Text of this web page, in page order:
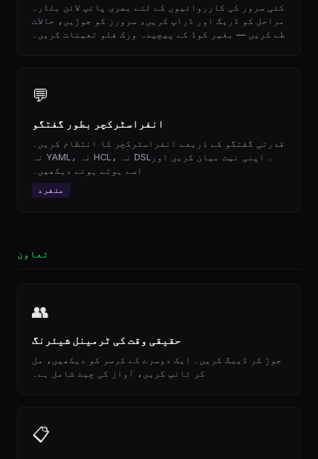
کئی سرور کی کارروائیوں کے لئے بصری پائپ لائن بلڈر۔
مراحل کو ڈریگ اور ڈراپ کریں، سرورز کو جوڑیں، حالات
طے کریں — بغیر کوڈ کے پیچیدہ ورک فلو تعینات کریں۔
💬
انفراسٹرکچر بطور گفتگو
قدرتی گفتگو کے ذریعے انفراسٹرکچر کا انتظام کریں۔
نہ YAML، نہ HCL، نہ DSL۔ اپنی نیت بیان کریں اور
اسے ہوتے ہوئے دیکھیں۔
منفرد
تعاون
👥
حقیقی وقت کی ٹرمینل شیئرنگ
جوڑ کر ڈیبگ کریں۔ ایک دوسرے کے کرسر کو دیکھیں، مل
کر ٹائپ کریں، آواز کی چیٹ شامل ہے۔
📋